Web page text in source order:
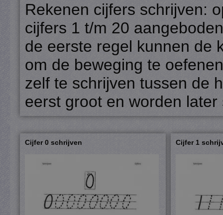
Rekenen cijfers schrijven:
cijfers 1 t/m 20
de eerste regel kunnen de
om de beweging te
zelf te schrijven tussen de
eerst groot en worden
Cijfer 0 schrijven Cijfer 1